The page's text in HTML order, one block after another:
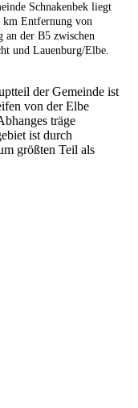
Schnakenbek liegt
km Entfernung von
an der B5 zwischen
und Lauenburg/Elbe.
der Gemeinde ist
von der Elbe
träge
ist durch
größten Teil als